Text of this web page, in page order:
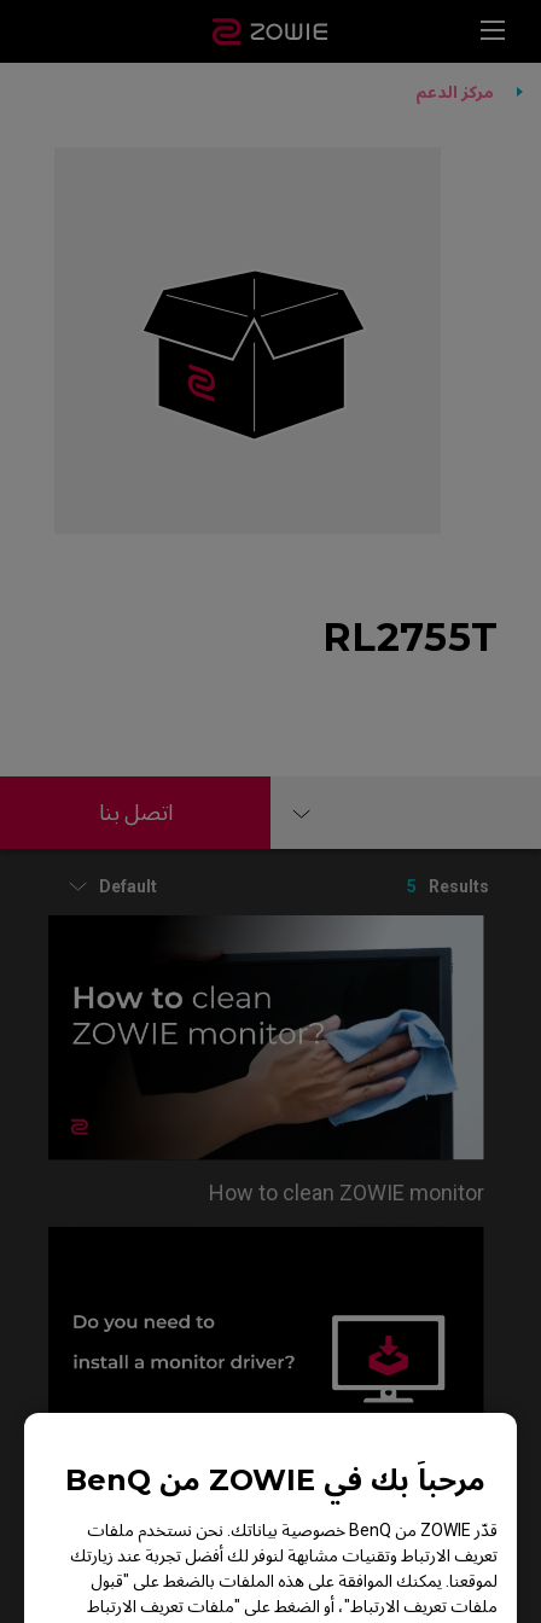
مرحباً بك في ZOWIE من BenQ
قدّر ZOWIE من BenQ خصوصية بياناتك. نحن نستخدم ملفات
تعريف الارتباط وتقنيات مشابهة لنوفر لك أفضل تجربة عند زيارتك
لموقعنا. يمكنك الموافقة على هذه الملفات بالضغط على "قبول
ملفات تعريف الارتباط"، أو الضغط على "ملفات تعريف الارتباط
مركز الدعم
RL2755T
اتصل بنا
5 Results
Default
How to clean ZOWIE monitor
Do you need to install the monitor driver in XL
series?